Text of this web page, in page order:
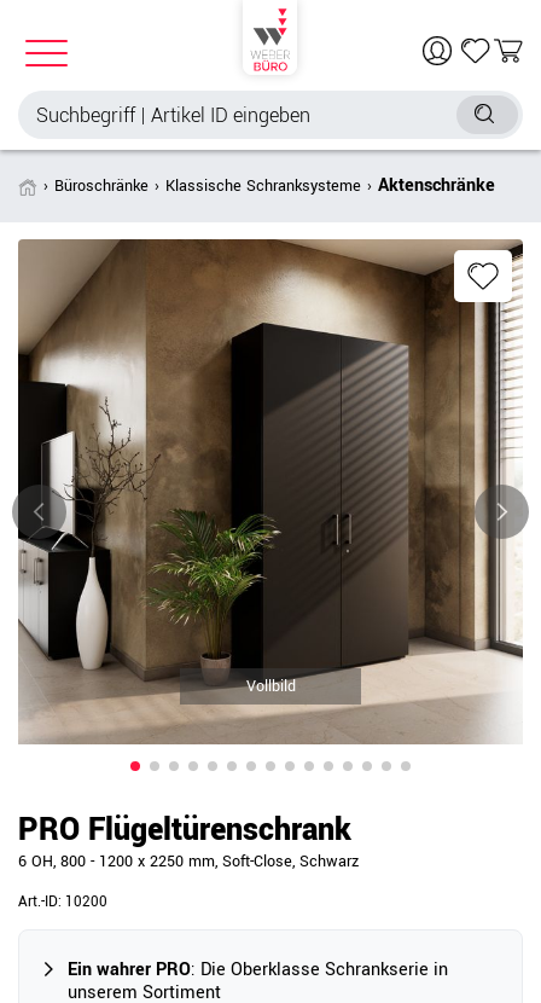
Büroschränke Klassische Schranksysteme Aktenschränke
Vollbild
PRO Flügeltürenschrank
6 OH, 800 - 1200 x 2250 mm, Soft-Close, Schwarz
Art.-ID: 10200
Ein wahrer PRO: Die Oberklasse Schrankserie in
unserem Sortiment